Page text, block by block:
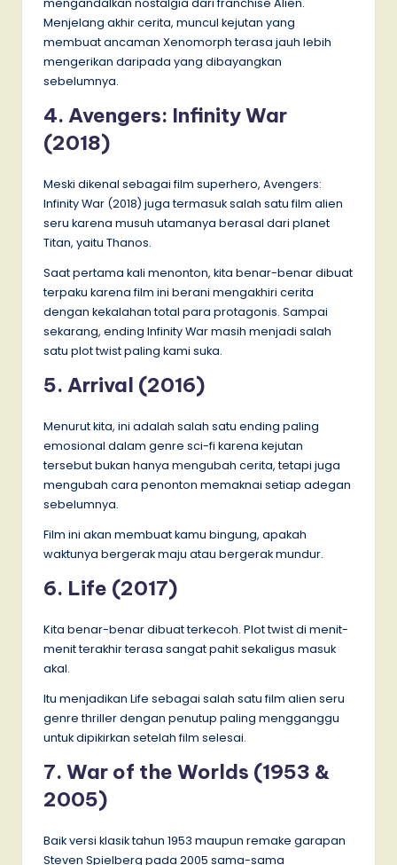
mengandalkan nostalgia dari franchise Alien.
Menjelang akhir cerita, muncul kejutan yang
membuat ancaman Xenomorph terasa jauh lebih
mengerikan daripada yang dibayangkan
sebelumnya.
4. Avengers: Infinity War
(2018)
Meski dikenal sebagai film superhero, Avengers:
Infinity War (2018) juga termasuk salah satu film alien
seru karena musuh utamanya berasal dari planet
Titan, yaitu Thanos.
Saat pertama kali menonton, kita benar-benar dibuat
terpaku karena film ini berani mengakhiri cerita
dengan kekalahan total para protagonis. Sampai
sekarang, ending Infinity War masih menjadi salah
satu plot twist paling kami suka.
5. Arrival (2016)
Menurut kita, ini adalah salah satu ending paling
emosional dalam genre sci-fi karena kejutan
tersebut bukan hanya mengubah cerita, tetapi juga
mengubah cara penonton memaknai setiap adegan
sebelumnya.
Film ini akan membuat kamu bingung, apakah
waktunya bergerak maju atau bergerak mundur.
6. Life (2017)
Kita benar-benar dibuat terkecoh. Plot twist di menit-
menit terakhir terasa sangat pahit sekaligus masuk
akal.
Itu menjadikan Life sebagai salah satu film alien seru
genre thriller dengan penutup paling mengganggu
untuk dipikirkan setelah film selesai.
7. War of the Worlds (1953 &
2005)
Baik versi klasik tahun 1953 maupun remake garapan
Steven Spielberg pada 2005 sama-sama